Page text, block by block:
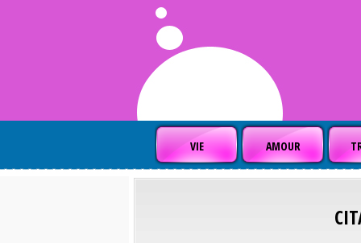
VIE AMOUR